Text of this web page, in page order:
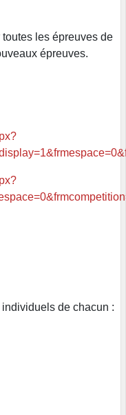
les épreuves de
épreuves.
de chacun :